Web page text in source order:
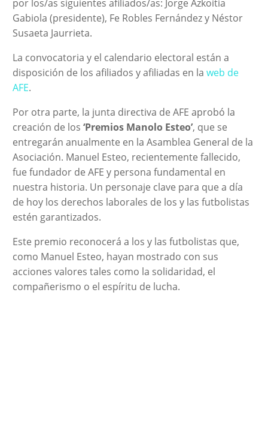
por los/as siguientes afiliados/as: Jorge Azkoitia
Gabiola (presidente), Fe Robles Fernández y Néstor
Susaeta Jaurrieta.
La convocatoria y el calendario electoral están a
disposición de los afiliados y afiliadas en la web de
AFE.
Por otra parte, la junta directiva de AFE aprobó la
creación de los ‘Premios Manolo Esteo’, que se
entregarán anualmente en la Asamblea General de la
Asociación. Manuel Esteo, recientemente fallecido,
fue fundador de AFE y persona fundamental en
nuestra historia. Un personaje clave para que a día
de hoy los derechos laborales de los y las futbolistas
estén garantizados.
Este premio reconocerá a los y las futbolistas que,
como Manuel Esteo, hayan mostrado con sus
acciones valores tales como la solidaridad, el
compañerismo o el espíritu de lucha.